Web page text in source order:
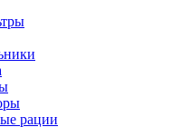
рации